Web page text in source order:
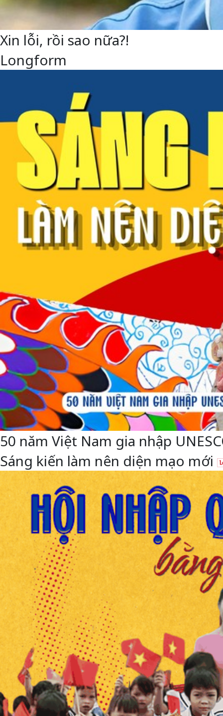
Xin lỗi, rồi sao nữa?!
Longform
50 năm Việt Nam gia nhập
Sáng kiến làm nên diện mạo mới